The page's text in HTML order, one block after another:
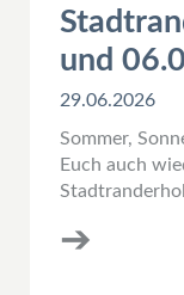
und
29.06.2026
Sommer,
Euch auch
➔